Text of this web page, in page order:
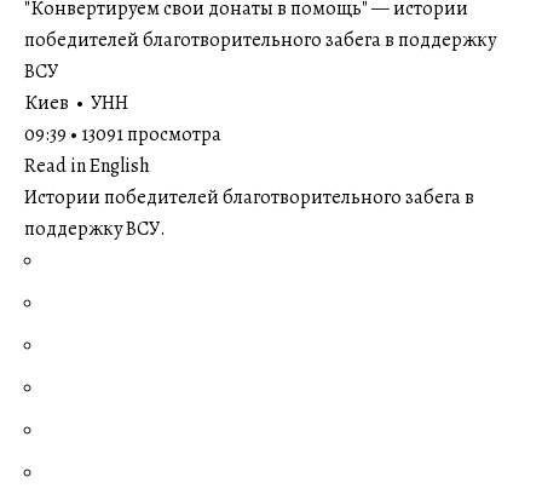
"Конвертируем свои донаты в помощь" — истории
победителей благотворительного забега в поддержку
ВСУ
Киев • УНН
09:39 • 13091 просмотра
Read in English
Истории победителей благотворительного забега в
поддержку ВСУ.